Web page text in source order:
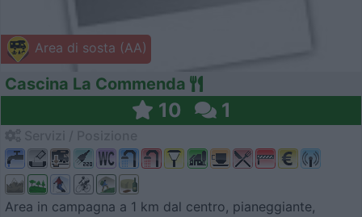
Area di sosta (AA)
Cascina La Commenda
10 1
Area in campagna a 1 km dal centro, pianeggiante,